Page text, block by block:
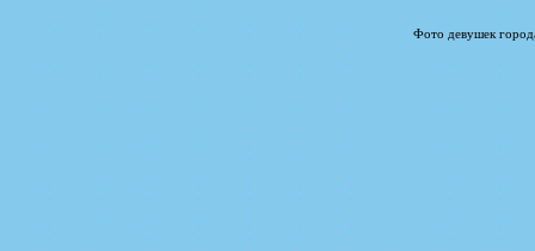
Фото девушек